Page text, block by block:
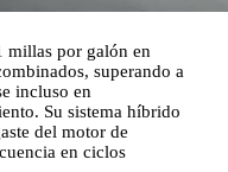
por galón en
superando a
incluso en
Su sistema híbrido
del motor de
en ciclos